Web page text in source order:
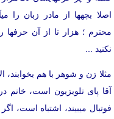
اصلا بچه­ها از مادر زبان را
محترم ؛ هزار تا از آن حرف­ها
نکنید ...
مثلا زن و شوهر با هم
آقا پای تلویزیون است، خانم
فوتبال می­بیند، اشتباه است،